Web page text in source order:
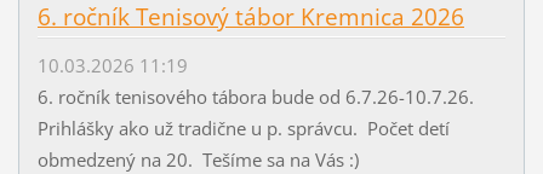
6. ročník Tenisový tábor Kremnica 2026
10.03.2026 11:19
6. ročník tenisového tábora bude od 6.7.26-10.7.26.
Prihlášky ako už tradične u p. správcu. Počet detí
obmedzený na 20. Tešíme sa na Vás :)